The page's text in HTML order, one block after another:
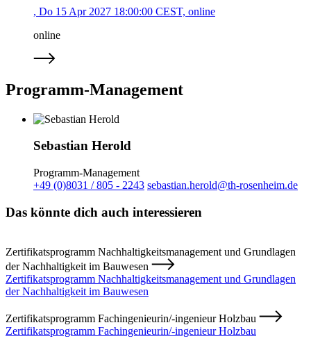
, Do 15 Apr 2027 18:00:00 CEST, online
online
Programm-Management
Sebastian Herold
Programm-Management
+49 (0)8031 / 805 - 2243 sebastian.herold@th-rosenheim.de
Das könnte dich auch interessieren
Zertifikatsprogramm Nachhaltigkeitsmanagement und Grundlagen
der Nachhaltigkeit im Bauwesen
Zertifikatsprogramm Nachhaltigkeitsmanagement und Grundlagen
der Nachhaltigkeit im Bauwesen
Zertifikatsprogramm Fachingenieurin/-ingenieur Holzbau
Zertifikatsprogramm Fachingenieurin/-ingenieur Holzbau